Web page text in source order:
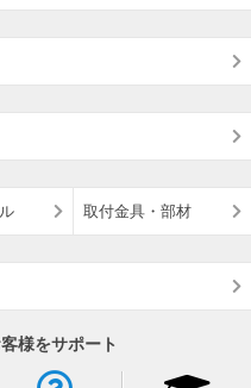
取付金具・部材
様をサポート